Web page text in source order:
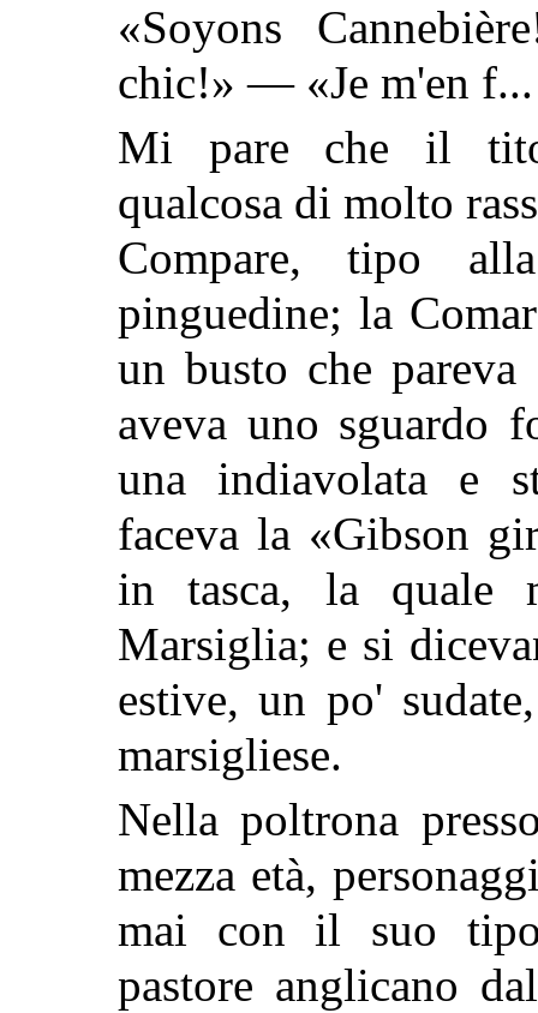
«Soyons
chic!» — «Je m'en
Mi pare che il
qualcosa di molto
Compare, tipo
pinguedine; la
un busto che
aveva uno sguardo
una indiavolata e
faceva la «Gibson
in tasca, la quale
Marsiglia; e si
estive, un po'
marsigliese.
Nella poltrona
mezza età,
mai con il suo
pastore anglicano